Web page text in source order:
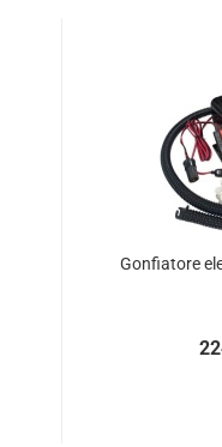
Gon­fia­to­re